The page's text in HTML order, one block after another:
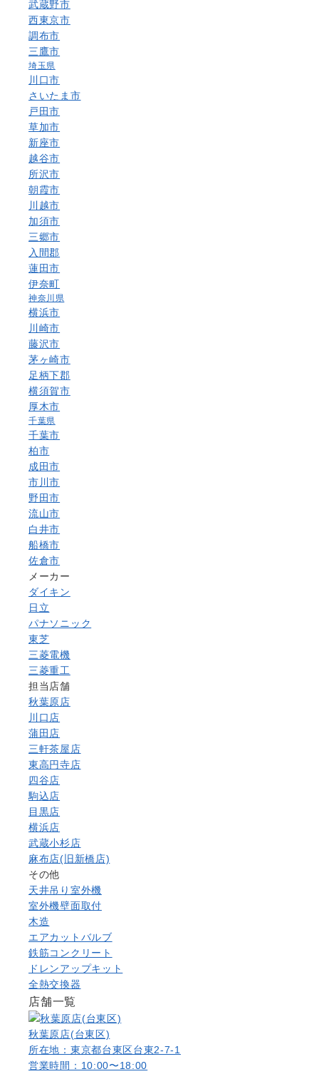
武蔵野市
西東京市
調布市
三鷹市
埼玉県
川口市
さいたま市
戸田市
草加市
新座市
越谷市
所沢市
朝霞市
川越市
加須市
三郷市
入間郡
蓮田市
伊奈町
神奈川県
横浜市
川崎市
藤沢市
茅ヶ崎市
足柄下郡
横須賀市
厚木市
千葉県
千葉市
柏市
成田市
市川市
野田市
流山市
白井市
船橋市
佐倉市
メーカー
ダイキン
日立
パナソニック
東芝
三菱電機
三菱重工
担当店舗
秋葉原店
川口店
蒲田店
三軒茶屋店
東高円寺店
四谷店
駒込店
目黒店
横浜店
武蔵小杉店
麻布店(旧新橋店)
その他
天井吊り室外機
室外機壁面取付
木造
エアカットバルブ
鉄筋コンクリート
ドレンアップキット
全熱交換器
店舗一覧
秋葉原店(台東区)
所在地：東京都台東区台東2-7-1
営業時間：10:00〜18:00